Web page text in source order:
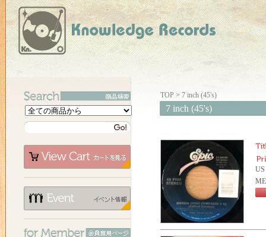
TOP > 7 inch (45's)
7 inch (45's)